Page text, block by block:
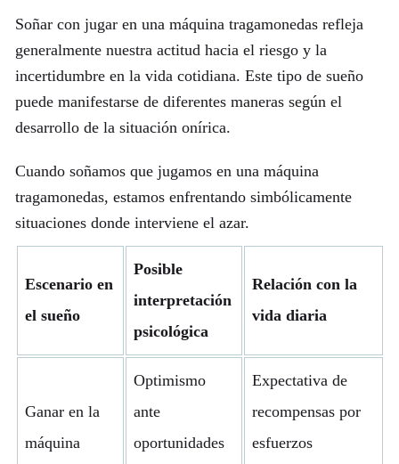
Soñar con jugar en una máquina tragamonedas refleja
generalmente nuestra actitud hacia el riesgo y la
incertidumbre en la vida cotidiana. Este tipo de sueño
puede manifestarse de diferentes maneras según el
desarrollo de la situación onírica.
Cuando soñamos que jugamos en una máquina
tragamonedas, estamos enfrentando simbólicamente
situaciones donde interviene el azar.
Escenario en
el sueño
Posible
interpretación
psicológica
Relación con la
vida diaria
Ganar en la
máquina
Optimismo
ante
oportunidades
Expectativa de
recompensas por
esfuerzos